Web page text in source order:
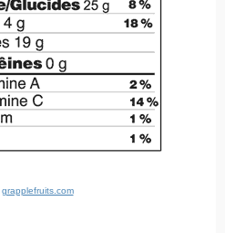
grapplefruits.com